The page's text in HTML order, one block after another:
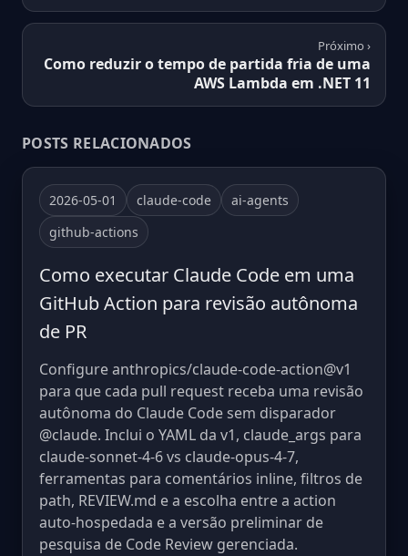
Próximo ›
Como reduzir o tempo de partida fria de uma
AWS Lambda em .NET 11
POSTS RELACIONADOS
2026-05-01 claude-code
ai-agents
github-actions
Como executar Claude Code em uma
GitHub Action para revisão autônoma
de PR
Configure anthropics/claude-code-action@v1
para que cada pull request receba uma revisão
autônoma do Claude Code sem disparador
@claude. Inclui o YAML da v1, claude_args para
claude-sonnet-4-6 vs claude-opus-4-7,
ferramentas para comentários inline, filtros de
path, REVIEW.md e a escolha entre a action
auto-hospedada e a versão preliminar de
pesquisa de Code Review gerenciada.